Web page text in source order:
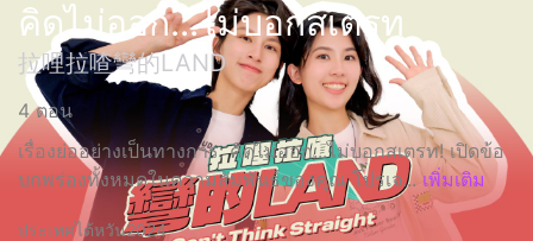
คิดไม่ออก...ไม่บอกสเตรท
拉哩拉喳彎的LAND
4 ตอน
เรื่องย่ออย่างเป็นทางการ: คิดไม่ออก...ไม่บอกสเตรท! เปิดข้อ
บกพร่องทั้งหมดในความสัมพันธ์ของคุณ โปรเจ... เพิ่มเติม
ประเทศไต้หวัน2024